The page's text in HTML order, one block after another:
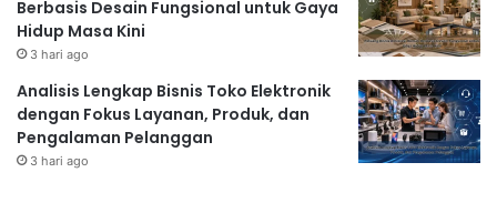
Berbasis Desain Fungsional untuk Gaya
Hidup Masa Kini
3 hari ago
Analisis Lengkap Bisnis Toko Elektronik
dengan Fokus Layanan, Produk, dan
Pengalaman Pelanggan
3 hari ago